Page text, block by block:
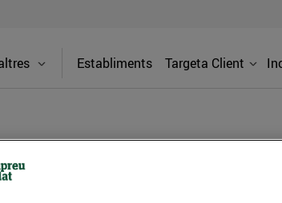
Establiments Targeta Client